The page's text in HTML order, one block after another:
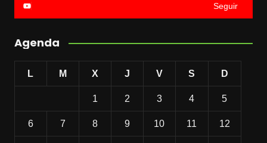
Seguir
Agenda
L M X J V S D
1 2 3 4 5
6 7 8 9 10 11 12